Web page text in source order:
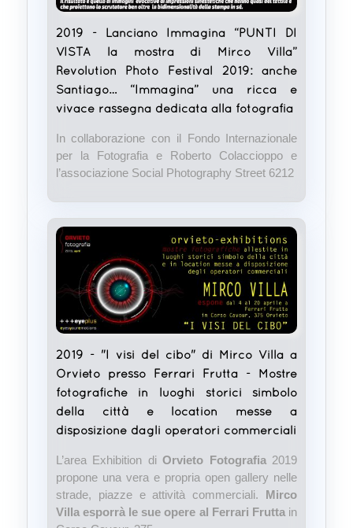
2019 - Lanciano Immagina “PUNTI DI
VISTA la mostra di Mirco Villa”
Revolution Photo Festival 2019: anche
Santiago… “Immagina” una ricca e
vivace rassegna dedicata alla fotografia
In collaborazione con il Fondo Internazionale
per la Fotografia e Roberto Colaccioppo e
l’associazione Social Photography Street 6212
2019 - "I visi del cibo" di Mirco Villa a
Orvieto presso Ferrari Frutta - Mostre
fotografiche in luoghi storici simbolo
della città e location messe a
disposizione dagli operatori commerciali
L’area Exhibition diOrvieto Fotografia2019
propone una vera e propria open gallery nelle
strade, piazze e attività commerciali. Mirco
Villa esporrà le sue opere al Ferrari Frutta in